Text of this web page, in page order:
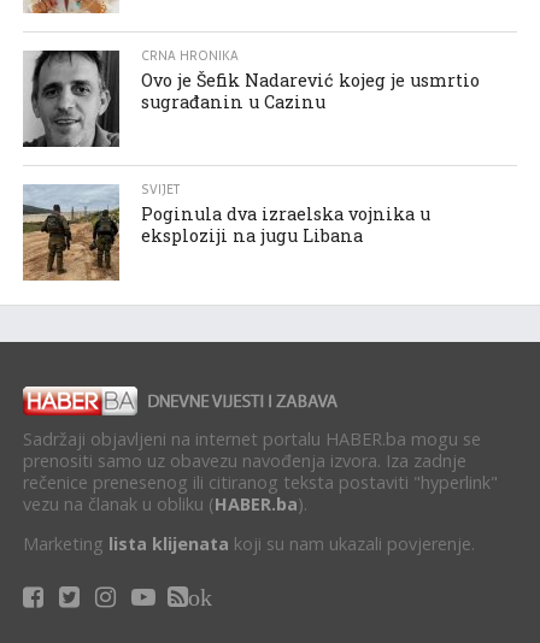
CRNA HRONIKA
Ovo je Šefik Nadarević kojeg je usmrtio
sugrađanin u Cazinu
SVIJET
Poginula dva izraelska vojnika u
eksploziji na jugu Libana
Sadržaji objavljeni na internet portalu HABER.ba mogu se
prenositi samo uz obavezu navođenja izvora. Iza zadnje
rečenice prenesenog ili citiranog teksta postaviti "hyperlink"
vezu na članak u obliku (HABER.ba).
Marketing lista klijenata koji su nam ukazali povjerenje.
ok